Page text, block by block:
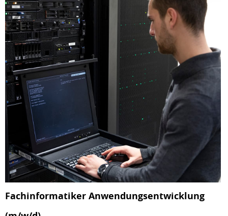
Fachinformatiker Anwendungsentwicklung